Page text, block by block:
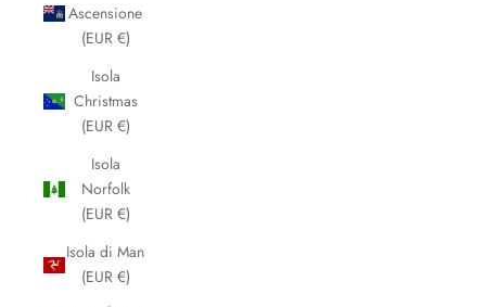
Ascensione
(EUR €)
Isola
Christmas
(EUR €)
Isola
Norfolk
(EUR €)
Isola di Man
(EUR €)